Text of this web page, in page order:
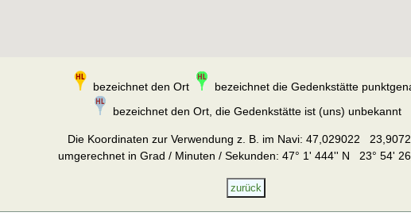
bezeichnet den Ort
bezeichnet die Gedenkstätte
bezeichnet den Ort, die Gedenkstätte ist (uns) unbekannt
Die Koordinaten zur Verwendung z. B. im Navi: 47,029022
umgerechnet in Grad / Minuten / Sekunden: 47° 1' 444'' N 23° 54'